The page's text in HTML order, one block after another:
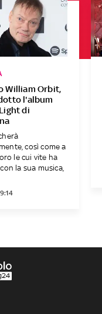
William Orbit,
l'album
di
così come a
le cui vite ha
la sua musica,